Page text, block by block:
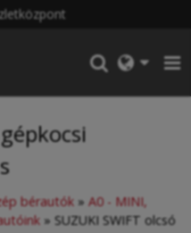
bérautók » A0 - MINI,
» SUZUKI SWIFT olcsó